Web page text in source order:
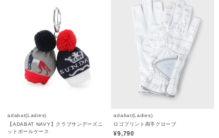
adabat(Ladies)
【ADABAT NAVY】クラブサンデーズニ
ットボールケース
adabat(Ladies)
ロゴプリント両手グローブ
¥9,790